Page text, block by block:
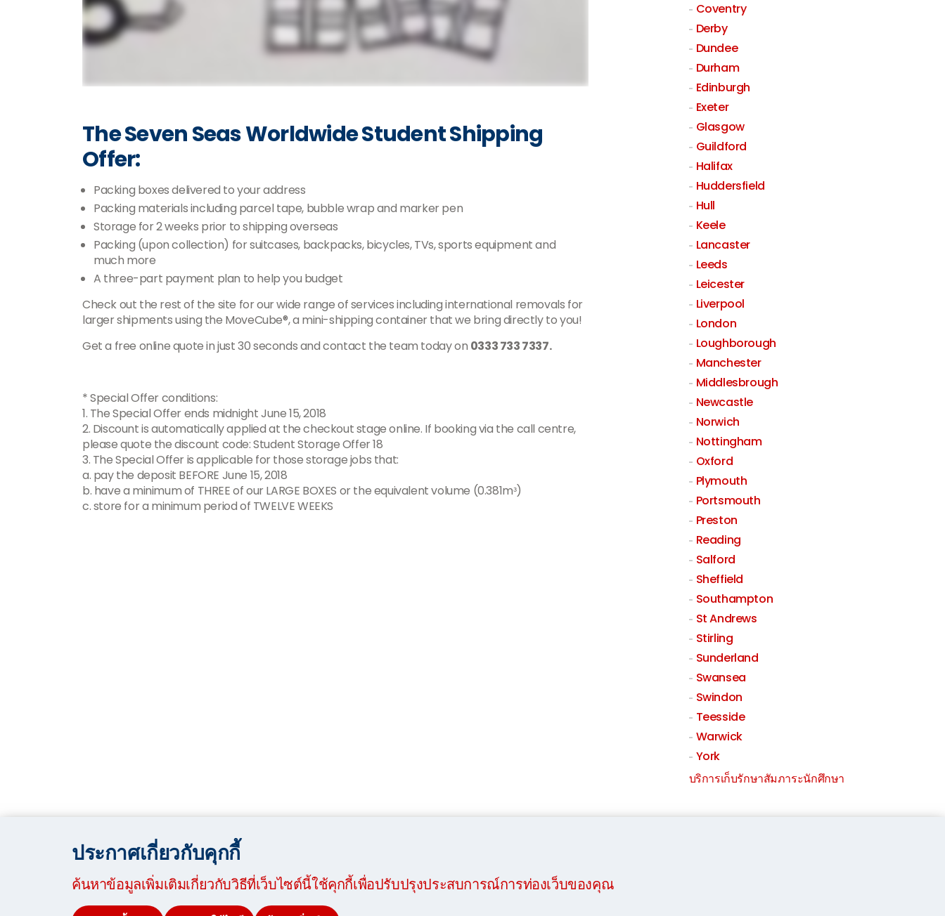
The Seven Seas Worldwide Student Shipping
Offer:
Packing boxes delivered to your address
Packing materials including parcel tape, bubble wrap and marker pen
Storage for 2 weeks prior to shipping overseas
Packing (upon collection) for suitcases, backpacks, bicycles, TVs, sports equipment and
much more
A three-part payment plan to help you budget
Check out the rest of the site for our wide range of services including international removals for
larger shipments using the MoveCube®, a mini-shipping container that we bring directly to you!
Get a free online quote in just 30 seconds and contact the team today on 0333 733 7337.
* Special Offer conditions:
1. The Special Offer ends midnight June 15, 2018
2. Discount is automatically applied at the checkout stage online. If booking via the call centre,
please quote the discount code: Student Storage Offer 18
3. The Special Offer is applicable for those storage jobs that:
a. pay the deposit BEFORE June 15, 2018
b. have a minimum of THREE of our LARGE BOXES or the equivalent volume (0.381mᵌ)
c. store for a minimum period of TWELVE WEEKS
Coventry
Derby
Dundee
Durham
Edinburgh
Exeter
Glasgow
Guildford
Halifax
Huddersfield
Hull
Keele
Lancaster
Leeds
Leicester
Liverpool
London
Loughborough
Manchester
Middlesbrough
Newcastle
Norwich
Nottingham
Oxford
Plymouth
Portsmouth
Preston
Reading
Salford
Sheffield
Southampton
St Andrews
Stirling
Sunderland
Swansea
Swindon
Teesside
Warwick
York
บริการเก็บรักษาสัมภาระนักศึกษา
ประกาศเกี่ยวกับคุกกี้
ค้นหาข้อมูลเพิ่มเติมเกี่ยวกับวิธีที่เว็บไซต์นี้ใช้คุกกี้เพื่อปรับปรุงประสบการณ์การท่องเว็บของคุณ